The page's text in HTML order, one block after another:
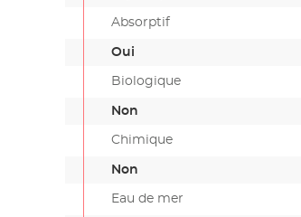
Absorptif
Oui
Biologique
Non
Chimique
Non
Eau de mer